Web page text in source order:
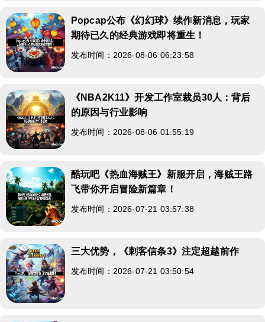
Popcap公布《幻幻球》续作新消息，玩家
期待已久的经典游戏即将重生！
发布时间：2026-08-06 06:23:58
《NBA2K11》开发工作室裁员30人：背后
的原因与行业影响
发布时间：2026-08-06 01:55:19
酷玩吧《热血海贼王》新服开启，海贼王路
飞带你开启冒险新篇章！
发布时间：2026-07-21 03:57:38
三大优势，《刺客信条3》注定超越前作
发布时间：2026-07-21 03:50:54